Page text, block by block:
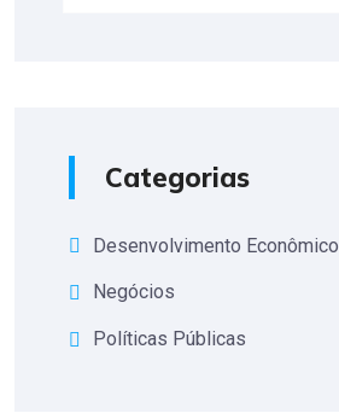
Categorias
Desenvolvimento Econômico
Negócios
Políticas Públicas